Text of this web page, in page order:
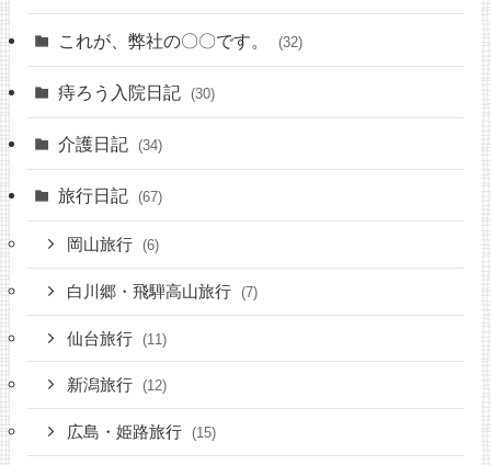
これが、弊社の〇〇です。 (32)
痔ろう入院日記 (30)
介護日記 (34)
旅行日記 (67)
岡山旅行 (6)
白川郷・飛騨高山旅行 (7)
仙台旅行 (11)
新潟旅行 (12)
広島・姫路旅行 (15)